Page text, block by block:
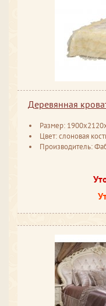
Деревянная
Размер:
Цвет: слоновая
Производитель: